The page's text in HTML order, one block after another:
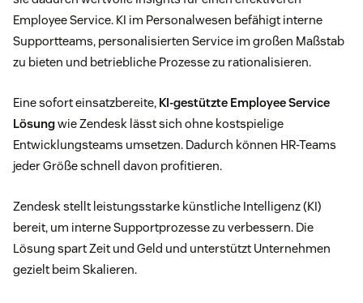
Employee Service. KI im Personalwesen befähigt interne
Supportteams, personalisierten Service im großen Maßstab
zu bieten und betriebliche Prozesse zu rationalisieren.
Eine sofort einsatzbereite, KI-gestützte Employee Service
Lösungwie Zendesk lässt sich ohne kostspielige
Entwicklungsteams umsetzen. Dadurch können HR-Teams
jeder Größe schnell davon profitieren.
Zendesk stellt leistungsstarke künstliche Intelligenz (KI)
bereit, um interne Supportprozesse zu verbessern. Die
Lösung spart Zeit und Geld und unterstützt Unternehmen
gezielt beim Skalieren.